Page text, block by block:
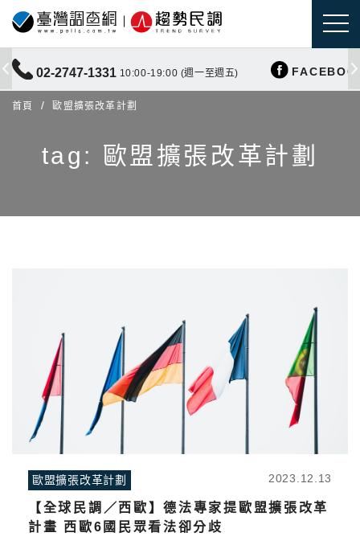
02-2747-1331 10:00-19:00 (週一至週五)
首頁 歐盟擴張改革計劃
tag: 歐盟擴張改革計劃
歐盟擴張改革計劃 2023.12.13
【全球民調／西歐】德法專家提歐盟擴張改革
計畫 西歐6國民眾看法卻分歧